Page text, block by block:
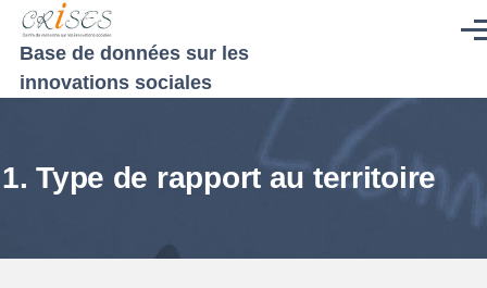
Aller au contenu principal
Base de données sur les
innovations sociales
1. Type de rapport au territoire